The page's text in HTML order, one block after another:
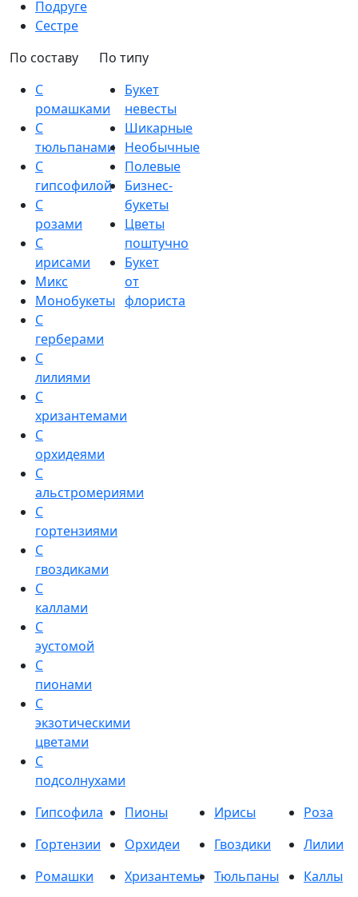
Подруге
Сестре
По составу
С
ромашками
С
тюльпанами
С
гипсофилой
С
розами
С
ирисами
Микс
Монобукеты
С
герберами
С
лилиями
С
хризантемами
С
орхидеями
С
альстромериями
С
гортензиями
С
гвоздиками
С
каллами
С
эустомой
С
пионами
С
экзотическими
цветами
С
подсолнухами
По типу
Букет
невесты
Шикарные
Необычные
Полевые
Бизнес-
букеты
Цветы
поштучно
Букет
от
флориста
Гипсофила Пионы Ирисы
Роза
Гортензии
Орхидеи Гвоздики
Лилии
Ромашки
Хризантемы Тюльпаны
Каллы